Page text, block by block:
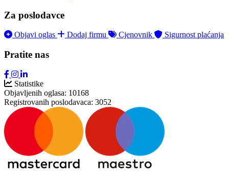
Za poslodavce
Objavi oglas Dodaj firmu Cjenovnik Sigurnost plaćanja
Pratite nas
Statistike
Objavljenih oglasa: 10168
Registrovanih poslodavaca: 3052